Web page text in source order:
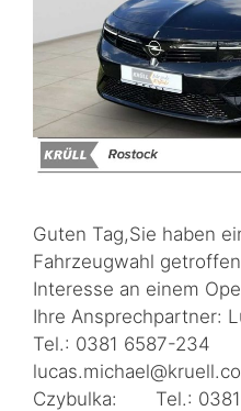
Guten Tag,Sie haben
Fahrzeugwahl
Interesse an einem
Ihre
Tel.: 0381 6587-234
Czybulka: Tel.: